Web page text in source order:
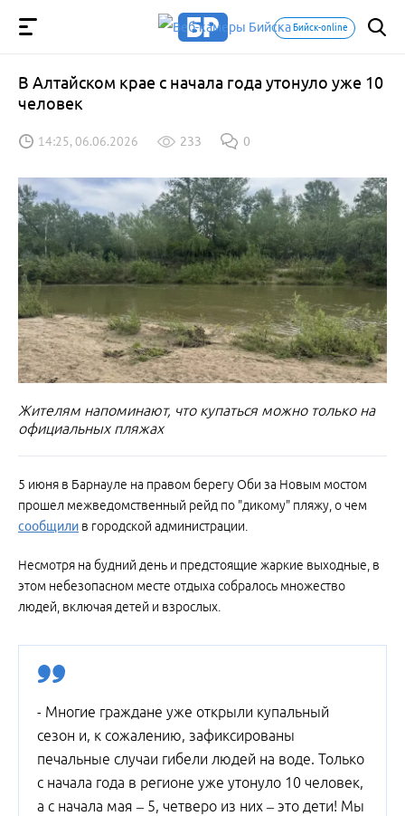
Бийск-online
В Алтайском крае с начала года утонуло уже 10
человек
14:25, 06.06.2026 233 0
Жителям напоминают, что купаться можно только на
официальных пляжах
5 июня в Барнауле на правом берегу Оби за Новым мостом
прошел межведомственный рейд по "дикому" пляжу, о чем
сообщили в городской администрации.
Несмотря на будний день и предстоящие жаркие выходные, в
этом небезопасном месте отдыха собралось множество
людей, включая детей и взрослых.
- Многие граждане уже открыли купальный
сезон и, к сожалению, зафиксированы
печальные случаи гибели людей на воде. Только
с начала года в регионе уже утонуло 10 человек,
а с начала мая – 5, четверо из них – это дети! Мы